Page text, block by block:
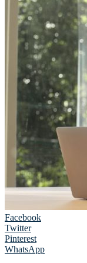
Facebook
Twitter
Pinterest
WhatsApp